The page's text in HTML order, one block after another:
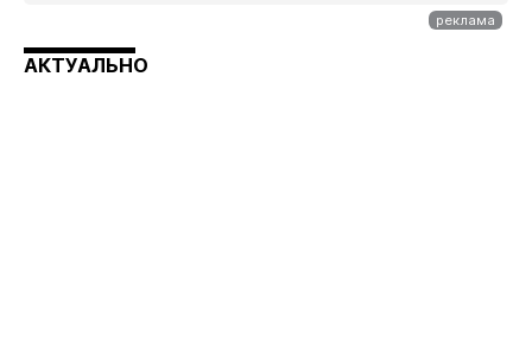
АКТУАЛЬНО